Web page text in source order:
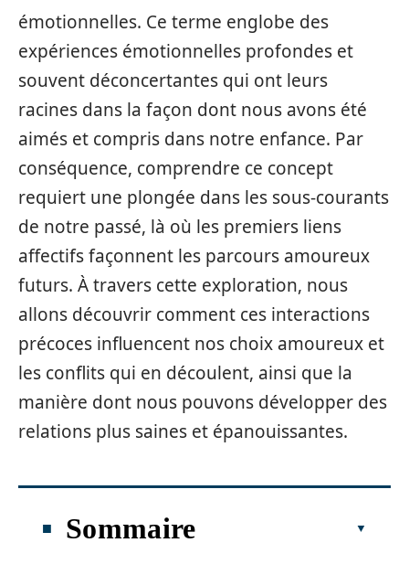
émotionnelles. Ce terme englobe des
expériences émotionnelles profondes et
souvent déconcertantes qui ont leurs
racines dans la façon dont nous avons été
aimés et compris dans notre enfance. Par
conséquence, comprendre ce concept
requiert une plongée dans les sous-courants
de notre passé, là où les premiers liens
affectifs façonnent les parcours amoureux
futurs. À travers cette exploration, nous
allons découvrir comment ces interactions
précoces influencent nos choix amoureux et
les conflits qui en découlent, ainsi que la
manière dont nous pouvons développer des
relations plus saines et épanouissantes.
Sommaire